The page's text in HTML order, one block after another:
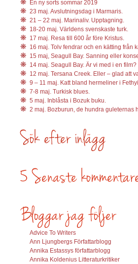
En ny sorts sommar 2019
23 maj. Avslutningsdag i Marmaris.
21 – 22 maj. Marinaliv. Upptagning.
18-20 maj. Världens svenskaste turk.
17 maj. Resa till 600 år före Kristus.
16 maj. Tolv fendrar och en kätting från
15 maj, Seagull Bay. Sanning eller
14 maj. Seagull Bay. Är vi med i en film?
12 maj. Tersana Creek. Eller – glad att
9 – 11 maj. Katt bland hermeliner i
7-8 maj. Turkisk blues.
5 maj. Inblåsta i Bozuk buku.
2 maj. Bozburun, de hundra guleternas
Advice To Writers
Ann Ljungbergs Författarblogg
Annika Estassys författarblogg
Annika Koldenius Litteraturkritiker